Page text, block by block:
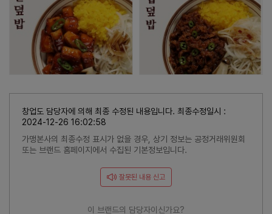
창업도 담당자에 의해 최종 수정된 내용입니다. 최종수정일시 :
2024-12-26 16:02:58
가맹본사의 최종수정 표시가 없을 경우, 상기 정보는 공정거래위원회
또는 브랜드 홈페이지에서 수집된 기본정보입니다.
잘못된 내용 신고
이 브랜드의 담당자이신가요?